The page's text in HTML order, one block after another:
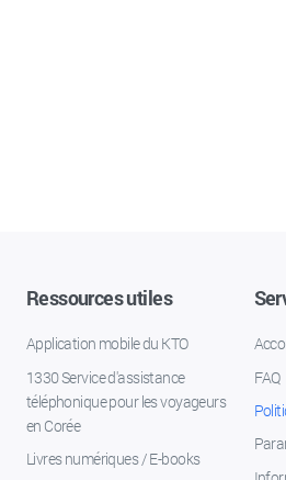
Ressources utiles
Application mobile du KTO
1330 Service d'assistance
téléphonique pour les voyageurs
en Corée
Livres numériques / E-books
FAQ